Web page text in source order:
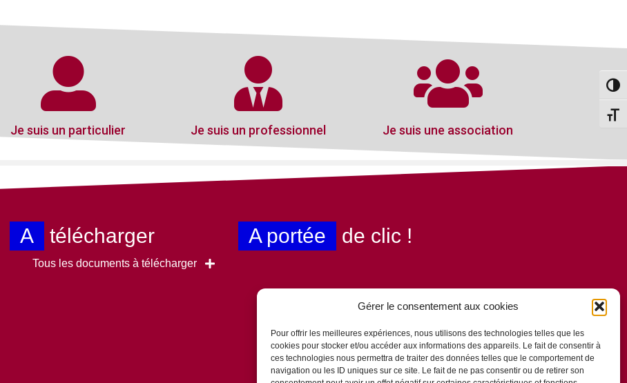
Gérer le consentement aux cookies
Pour offrir les meilleures expériences, nous utilisons des technologies telles que les
cookies pour stocker et/ou accéder aux informations des appareils. Le fait de consentir à
ces technologies nous permettra de traiter des données telles que le comportement de
navigation ou les ID uniques sur ce site. Le fait de ne pas consentir ou de retirer son
Je suis un particulier Je suis un professionnel Je suis une association
A télécharger
Tous les documents à télécharger
A portée de clic !